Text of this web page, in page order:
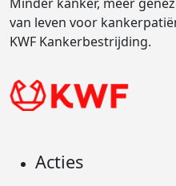
van leven voor
KWF Kankerbestrijding.
Acties